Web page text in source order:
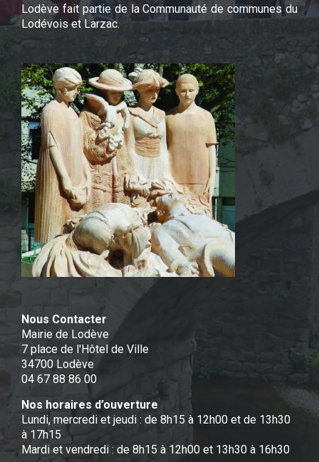
Lodève fait partie de la Communauté de communes du
Lodévois et Larzac.
Nous Contacter
Mairie de Lodève
7 place de l'Hôtel de Ville
34700 Lodève
04 67 88 86 00
Nos horaires d’ouverture
Lundi, mercredi et jeudi : de 8h15 à 12h00 et de 13h30
à 17h15
Mardi et vendredi : de 8h15 à 12h00 et 13h30 à 16h30